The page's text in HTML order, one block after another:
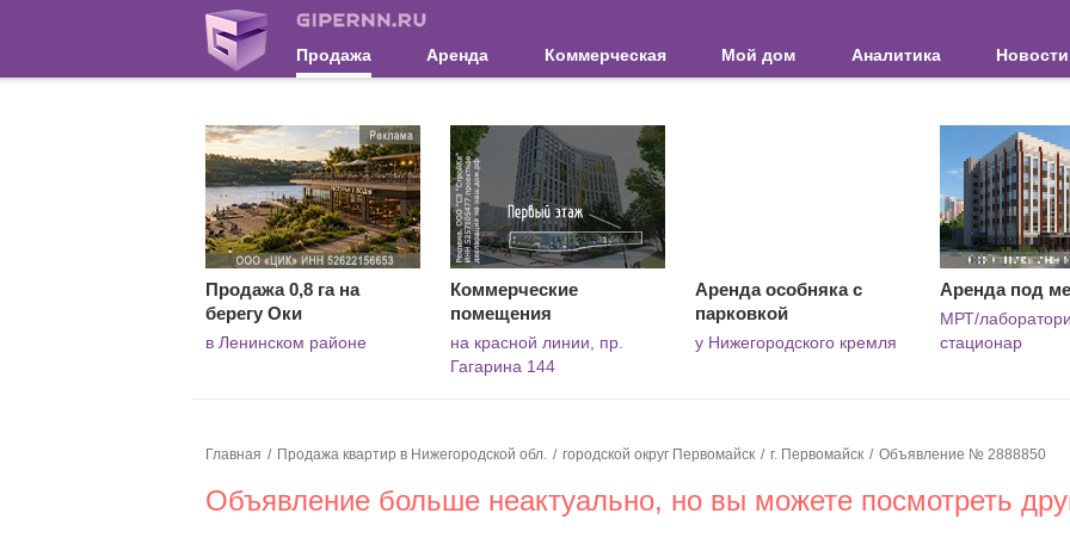
Продажа Аренда Коммерческая Мой дом Аналитика Новости
Продажа 0,8 га на
берегу Оки
в Ленинском районе
Коммерческие
помещения
на красной линии, пр.
Гагарина 144
Аренда особняка с
парковкой
у Нижегородского кремля
Аренда под
МРТ/
стационар
Главная Продажа квартир в Нижегородской обл. городской округ Первомайск г. Первомайск Объявление № 2888850
Объявление больше неактуально, но вы можете посмотреть